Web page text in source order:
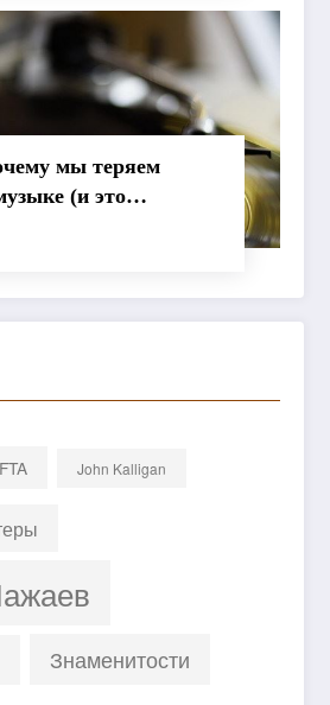
мы теряем
(и это
John Kalligan
Знаменитости